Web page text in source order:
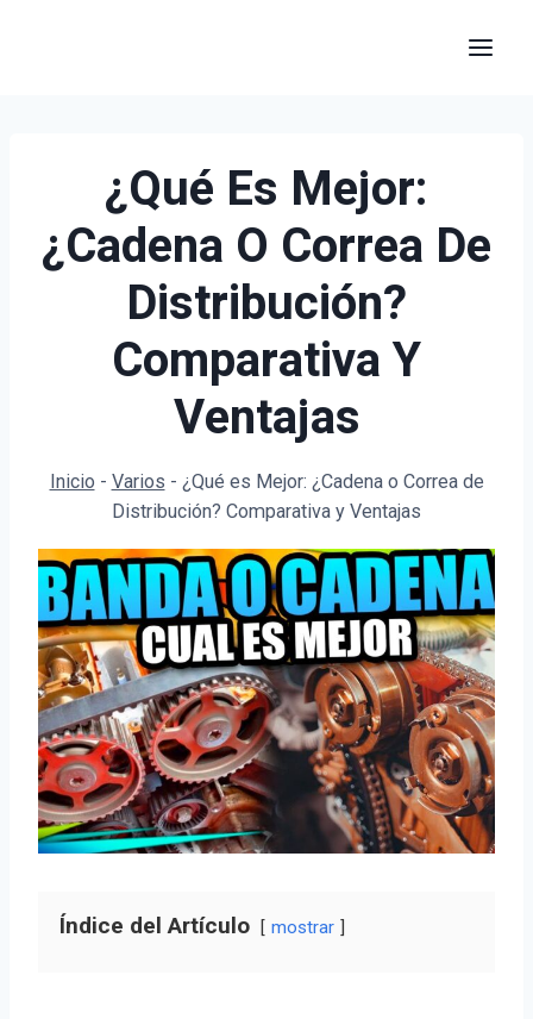
¿Qué Es Mejor:
¿Cadena O Correa De
Distribución?
Comparativa Y
Ventajas
Inicio - Varios - ¿Qué es Mejor: ¿Cadena o Correa de
Distribución? Comparativa y Ventajas
Índice del Artículo mostrar